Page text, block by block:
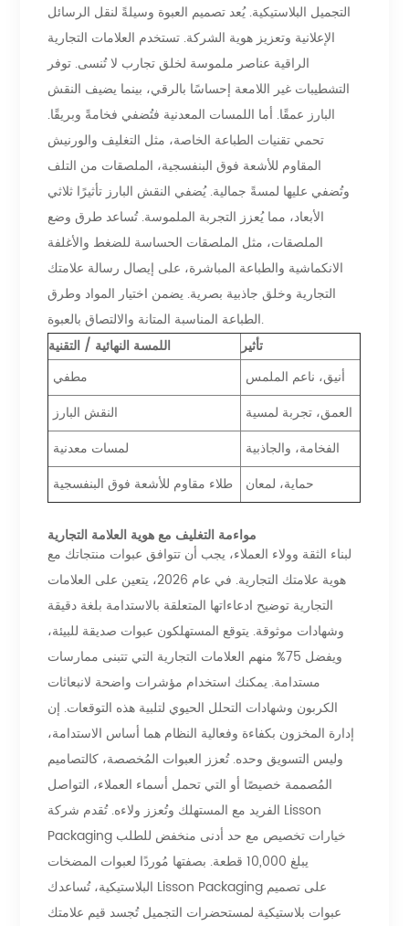
التجميل البلاستيكية. يُعد تصميم العبوة وسيلةً لنقل الرسائل
الإعلانية وتعزيز هوية الشركة. تستخدم العلامات التجارية
الراقية عناصر ملموسة لخلق تجارب لا تُنسى. توفر
التشطيبات غير اللامعة إحساسًا بالرقي، بينما يضيف النقش
البارز عمقًا. أما اللمسات المعدنية فتُضفي فخامةً وبريقًا.
تحمي تقنيات الطباعة الخاصة، مثل التغليف والورنيش
المقاوم للأشعة فوق البنفسجية، الملصقات من التلف
وتُضفي عليها لمسةً جمالية. يُضفي النقش البارز تأثيرًا ثلاثي
الأبعاد، مما يُعزز التجربة الملموسة. تُساعد طرق وضع
الملصقات، مثل الملصقات الحساسة للضغط والأغلفة
الانكماشية والطباعة المباشرة، على إيصال رسالة علامتك
التجارية وخلق جاذبية بصرية. يضمن اختيار المواد وطرق
الطباعة المناسبة المتانة والالتصاق بالعبوة.
اللمسة النهائية / التقنية
تأثير
مطفي
أنيق، ناعم الملمس
النقش البارز
العمق، تجربة لمسية
لمسات معدنية
الفخامة، والجاذبية
طلاء مقاوم للأشعة فوق البنفسجية
حماية، لمعان
مواءمة التغليف مع هوية العلامة التجارية
لبناء الثقة وولاء العملاء، يجب أن تتوافق عبوات منتجاتك مع
هوية علامتك التجارية. في عام 2026، يتعين على العلامات
التجارية توضيح ادعاءاتها المتعلقة بالاستدامة بلغة دقيقة
وشهادات موثوقة. يتوقع المستهلكون عبوات صديقة للبيئة،
ويفضل 75% منهم العلامات التجارية التي تتبنى ممارسات
مستدامة. يمكنك استخدام مؤشرات واضحة لانبعاثات
الكربون وشهادات التحلل الحيوي لتلبية هذه التوقعات. إن
إدارة المخزون بكفاءة وفعالية النظام هما أساس الاستدامة،
وليس التسويق وحده. تُعزز العبوات المُخصصة، كالتصاميم
المُصممة خصيصًا أو التي تحمل أسماء العملاء، التواصل
الفريد مع المستهلك وتُعزز ولاءه. تُقدم شركة Lisson
Packaging خيارات تخصيص مع حد أدنى منخفض للطلب
يبلغ 10,000 قطعة. بصفتها مُوردًا لعبوات المضخات
البلاستيكية، تُساعدك Lisson Packaging على تصميم
عبوات بلاستيكية لمستحضرات التجميل تُجسد قيم علامتك